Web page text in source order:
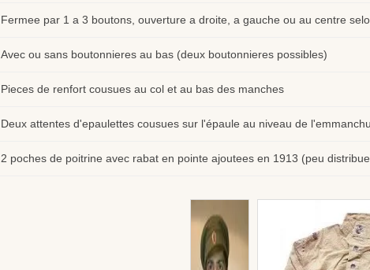
Fermee par 1 a 3 boutons, ouverture a droite, a gauche ou au centre
Avec ou sans boutonnieres au bas (deux boutonnieres possibles)
Pieces de renfort cousues au col et au bas des manches
Deux attentes d'epaulettes cousues sur l'épaule au niveau de
2 poches de poitrine avec rabat en pointe ajoutees en 1913 (peu